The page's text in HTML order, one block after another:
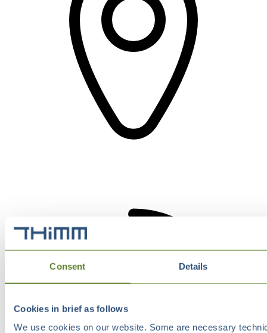
Consent Details
Cookies in brief as follows
We use cookies on our website. Some are necessary